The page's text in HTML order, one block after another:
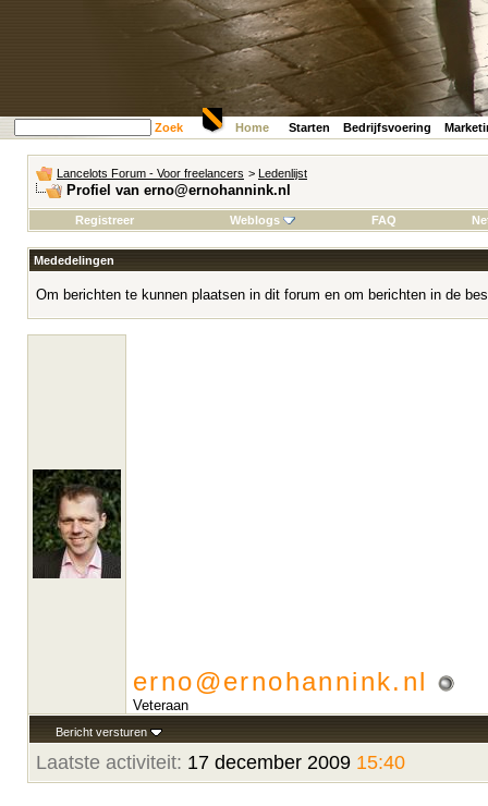
Zoek Home Starten Bedrijfsvoering
Lancelots Forum - Voor freelancers > Ledenlijst
Profiel van erno@ernohannink.nl
Registreer Weblogs FAQ
Mededelingen
Om berichten te kunnen plaatsen in dit forum en om berichten in de
erno@ernohannink.nl
Veteraan
Bericht versturen
Laatste activiteit: 17 december 2009 15:40